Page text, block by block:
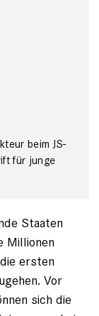
beim JS-
für junge
Staaten
Millionen
ersten
Vor
sich die